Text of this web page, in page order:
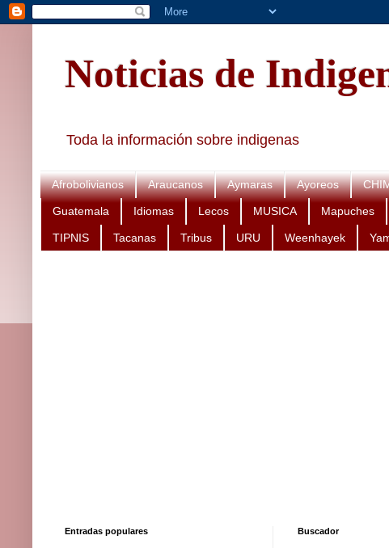
Noticias de
Toda la información sobre indigenas
Afrobolivianos Araucanos Aymaras Ayoreos
Guatemala Idiomas Lecos MUSICA Mapuches
TIPNIS Tacanas Tribus URU Weenhayek
Buscador
Entradas populares